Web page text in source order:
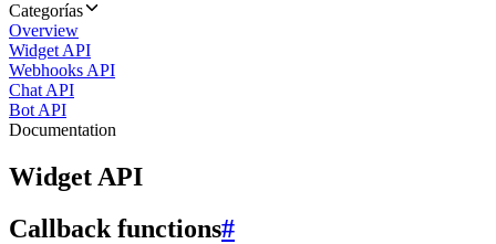
Categorías
Overview
Widget API
Webhooks API
Chat API
Bot API
Documentation
Widget API
Callback functions#